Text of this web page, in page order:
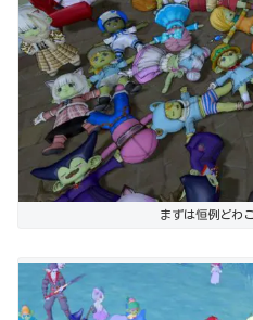
まずは恒例どわ